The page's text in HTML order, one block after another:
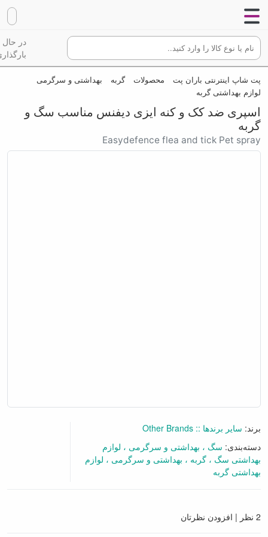
در حال
پت شاپ اینترنتی باران پت محصولات گربه
بهداشتی و سرگرمی
لوازم بهداشتی گربه
اسپری ضد کک و کنه ایزی دیفنس مناسب سگ و
گربه
Easydefence flea and tick Pet spray
برند: سایر برندها :: Other Brands
دسته‌بندی:سگ بهداشتی و سرگرمی لوازم
بهداشتی سگ گربه بهداشتی و سرگرمی لوازم
بهداشتی گربه
2 نظر افزودن نظرتان